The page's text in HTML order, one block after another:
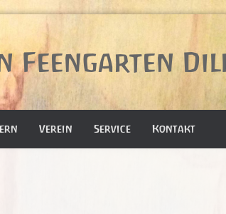
Feengarten
Verein Service Kontakt